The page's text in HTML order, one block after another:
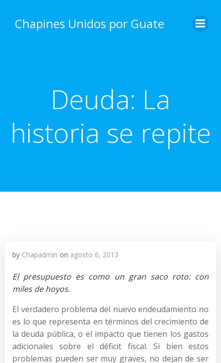
content
Chapines Unidos por Guate
Deuda: La
historia se repite
by Chapadmin on agosto 6, 2013
El presupuesto es como un gran saco roto: con
miles de hoyos.
El verdadero problema del nuevo endeudamiento no
es lo que representa en términos del crecimiento de
la deuda pública, o el impacto que tienen los gastos
adicionales sobre el déficit fiscal. Si bien estos
problemas pueden ser muy graves, no dejan de ser